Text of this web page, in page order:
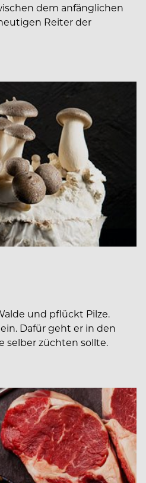
dem anfänglichen
Reiter der
und pflückt Pilze.
Dafür geht er in den
selber züchten sollte.